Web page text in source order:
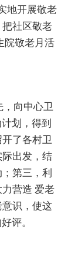
地开展敬老
社区敬老
院敬老月活
，向中心卫
划，得到
了各村卫
出发，结
第三，利
营造 爱老
识，使这
评。